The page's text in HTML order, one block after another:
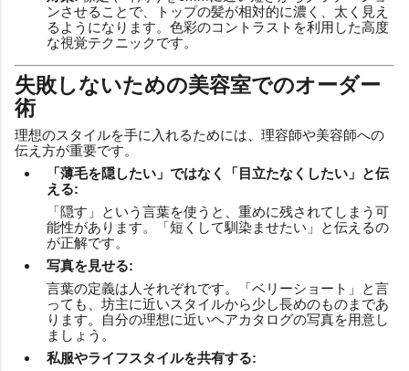
ンさせることで、トップの髪が相対的に濃く、太く見え
るようになります。色彩のコントラストを利用した高度
な視覚テクニックです。
失敗しないための美容室でのオーダー
術
理想のスタイルを手に入れるためには、理容師や美容師への
伝え方が重要です。
「薄毛を隠したい」ではなく「目立たなくしたい」と伝
える:
「隠す」という言葉を使うと、重めに残されてしまう可
能性があります。「短くして馴染ませたい」と伝えるの
が正解です。
写真を見せる:
言葉の定義は人それぞれです。「ベリーショート」と言
っても、坊主に近いスタイルから少し長めのものまであ
ります。自分の理想に近いヘアカタログの写真を用意し
ましょう。
私服やライフスタイルを共有する: